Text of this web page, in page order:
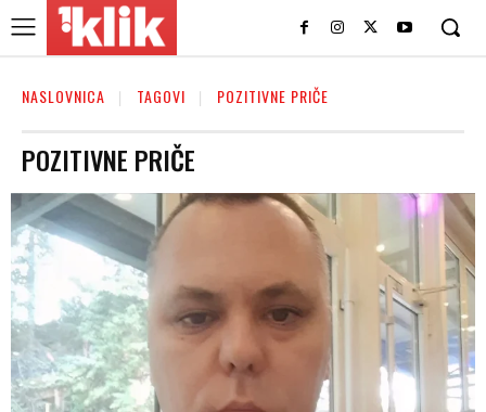
NASLOVNICA TAGOVI POZITIVNE PRIČE
POZITIVNE PRIČE